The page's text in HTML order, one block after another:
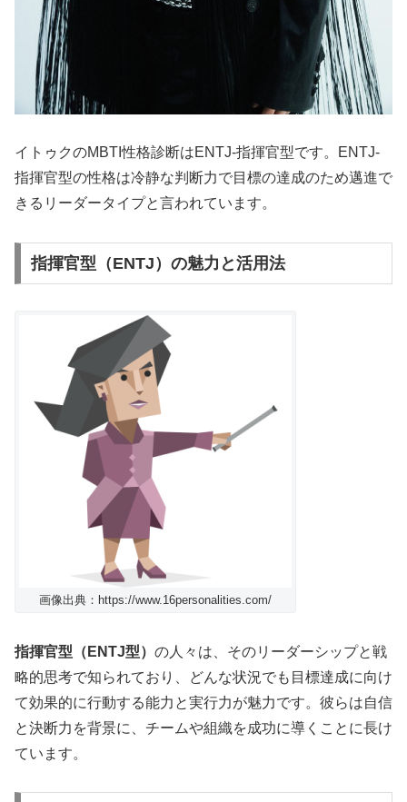
イトゥクのMBTI性格診断はENTJ-指揮官型です。ENTJ-
指揮官型の性格は冷静な判断力で目標の達成のため邁進で
きるリーダータイプと言われています。
指揮官型（ENTJ）の魅力と活用法
画像出典：https://www.16personalities.com/
指揮官型（ENTJ型） の人々は、そのリーダーシップと戦
略的思考で知られており、どんな状況でも目標達成に向け
て効果的に行動する能力と実行力が魅力です。彼らは自信
と決断力を背景に、チームや組織を成功に導くことに長け
ています。